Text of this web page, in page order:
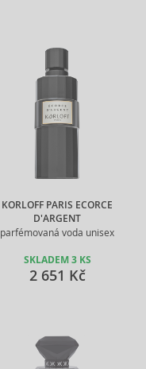
KORLOFF PARIS ECORCE
D'ARGENT
parfémovaná voda unisex
SKLADEM 3 KS
2 651 Kč